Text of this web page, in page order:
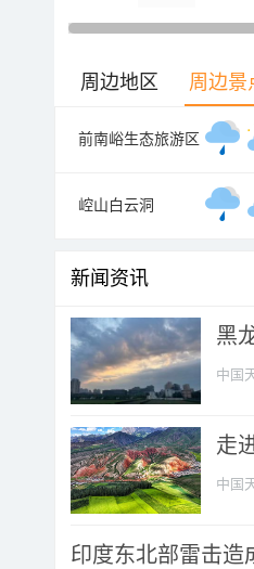
周边地区 周边景
前南峪生态旅游区
崆山白云洞
新闻资讯
黑
中国
走
中国
印度东北部雷击造